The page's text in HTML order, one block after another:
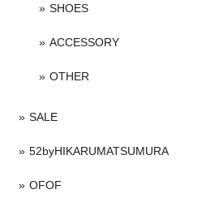
SHOES
ACCESSORY
OTHER
SALE
52byHIKARUMATSUMURA
OFOF